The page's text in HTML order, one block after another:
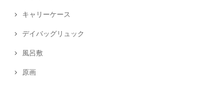
キャリーケース
デイバッグリュック
風呂敷
原画